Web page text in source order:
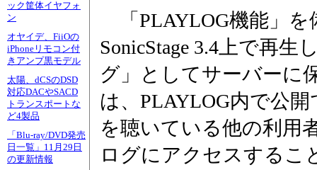
ック筐体イヤフォ
ン
オヤイデ、FiiOの
iPhoneリモコン付
きアンプ黒モデル
太陽、dCSのDSD
対応DACやSACD
トランスポートな
ど4製品
「Blu-ray/DVD発売
日一覧」11月29日
の更新情報
「PLAYLOG機能」を
SonicStage 3.4上で再
グ」としてサーバーに
は、PLAYLOG内で公
を聴いている他の利用
ログにアクセスするこ